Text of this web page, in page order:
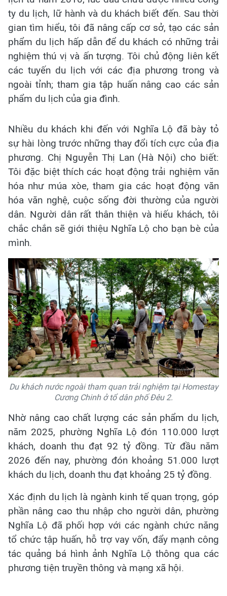
ty du lịch, lữ hành và du khách biết đến. Sau thời
gian tìm hiểu, tôi đã nâng cấp cơ sở, tạo các sản
phẩm du lịch hấp dẫn để du khách có những trải
nghiệm thú vị và ấn tượng. Tôi chủ động liên kết
các tuyến du lịch với các địa phương trong và
ngoài tỉnh; tham gia tập huấn nâng cao các sản
phẩm du lịch của gia đình.
Nhiều du khách khi đến với Nghĩa Lộ đã bày tỏ
sự hài lòng trước những thay đổi tích cực của địa
phương. Chị Nguyễn Thị Lan (Hà Nội) cho biết:
Tôi đặc biệt thích các hoạt động trải nghiệm văn
hóa như múa xòe, tham gia các hoạt động văn
hóa văn nghệ, cuộc sống đời thường của người
dân. Người dân rất thân thiện và hiếu khách, tôi
chắc chắn sẽ giới thiệu Nghĩa Lộ cho bạn bè của
mình.
Du khách nước ngoài tham quan trải nghiệm tại Homestay
Cương Chinh ở tổ dân phố Đêu 2.
Nhờ nâng cao chất lượng các sản phẩm du lịch,
năm 2025, phường Nghĩa Lộ đón 110.000 lượt
khách, doanh thu đạt 92 tỷ đồng. Từ đầu năm
2026 đến nay, phường đón khoảng 51.000 lượt
khách du lịch, doanh thu đạt khoảng 25 tỷ đồng.
Xác định du lịch là ngành kinh tế quan trọng, góp
phần nâng cao thu nhập cho người dân, phường
Nghĩa Lộ đã phối hợp với các ngành chức năng
tổ chức tập huấn, hỗ trợ vay vốn, đẩy mạnh công
tác quảng bá hình ảnh Nghĩa Lộ thông qua các
phương tiện truyền thông và mạng xã hội.